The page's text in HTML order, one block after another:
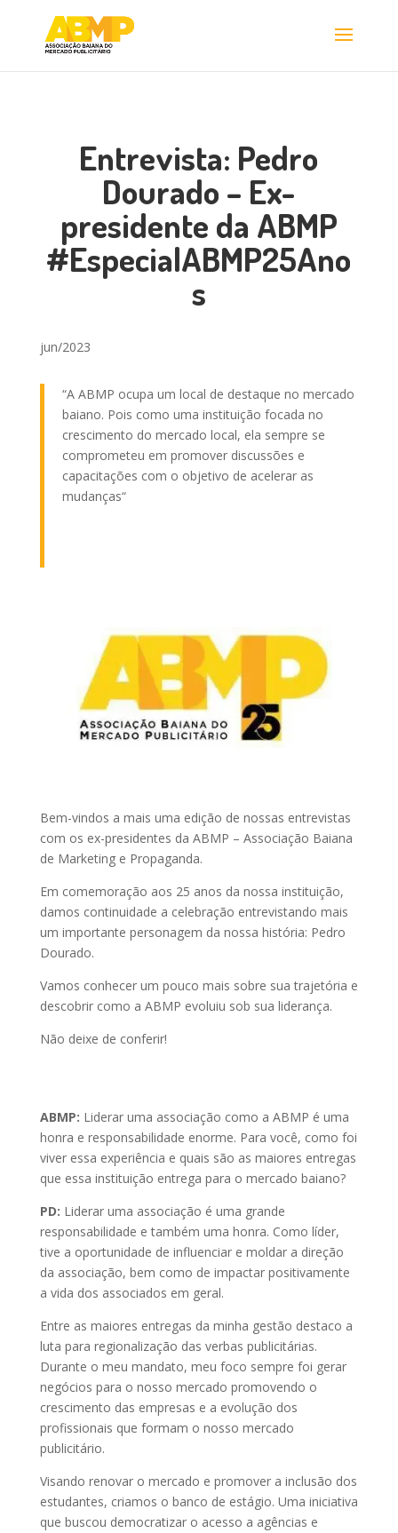
Entrevista: Pedro
Dourado – Ex-
presidente da ABMP
#EspecialABMP25Ano
s
jun/2023
“A ABMP ocupa um local de destaque no mercado
baiano. Pois como uma instituição focada no
crescimento do mercado local, ela sempre se
comprometeu em promover discussões e
capacitações com o objetivo de acelerar as
mudanças“
Bem-vindos a mais uma edição de nossas entrevistas
com os ex-presidentes da ABMP – Associação Baiana
de Marketing e Propaganda.
Em comemoração aos 25 anos da nossa instituição,
damos continuidade a celebração entrevistando mais
um importante personagem da nossa história: Pedro
Dourado.
Vamos conhecer um pouco mais sobre sua trajetória e
descobrir como a ABMP evoluiu sob sua liderança.
Não deixe de conferir!
ABMP: Liderar uma associação como a ABMP é uma
honra e responsabilidade enorme. Para você, como foi
viver essa experiência e quais são as maiores entregas
que essa instituição entrega para o mercado baiano?
PD: Liderar uma associação é uma grande
responsabilidade e também uma honra. Como líder,
tive a oportunidade de influenciar e moldar a direção
da associação, bem como de impactar positivamente
a vida dos associados em geral.
Entre as maiores entregas da minha gestão destaco a
luta para regionalização das verbas publicitárias.
Durante o meu mandato, meu foco sempre foi gerar
negócios para o nosso mercado promovendo o
crescimento das empresas e a evolução dos
profissionais que formam o nosso mercado
publicitário.
Visando renovar o mercado e promover a inclusão dos
estudantes, criamos o banco de estágio. Uma iniciativa
que buscou democratizar o acesso a agências e